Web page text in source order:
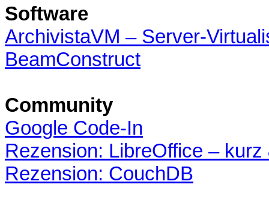
Software
ArchivistaVM – Server-
BeamConstruct
Community
Google Code-In
Rezension: LibreOffice – kurz
Rezension: CouchDB